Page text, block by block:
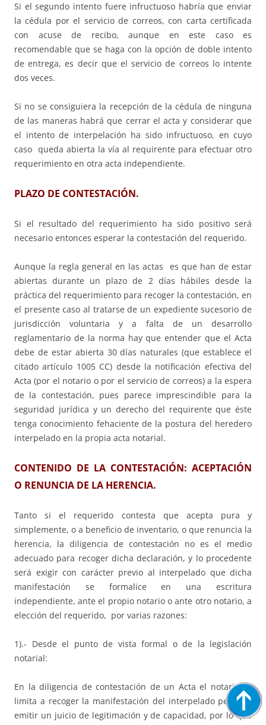
Si el segundo intento fuere infructuoso habría que enviar
la cédula por el servicio de correos, con carta certificada
con acuse de recibo, aunque en este caso es
recomendable que se haga con la opción de doble intento
de entrega, es decir que el servicio de correos lo intente
dos veces.
Si no se consiguiera la recepción de la cédula de ninguna
de las maneras habrá que cerrar el acta y considerar que
el intento de interpelación ha sido infructuoso, en cuyo
caso queda abierta la vía al requirente para efectuar otro
requerimiento en otra acta independiente.
PLAZO DE CONTESTACIÓN.
Si el resultado del requerimiento ha sido positivo será
necesario entonces esperar la contestación del requerido.
Aunque la regla general en las actas es que han de estar
abiertas durante un plazo de 2 días hábiles desde la
práctica del requerimiento para recoger la contestación, en
el presente caso al tratarse de un expediente sucesorio de
jurisdicción voluntaria y a falta de un desarrollo
reglamentario de la norma hay que entender que el Acta
debe de estar abierta 30 días naturales (que establece el
citado artículo 1005 CC) desde la notificación efectiva del
Acta (por el notario o por el servicio de correos) a la espera
de la contestación, pues parece imprescindible para la
seguridad jurídica y un derecho del requirente que éste
tenga conocimiento fehaciente de la postura del heredero
interpelado en la propia acta notarial.
CONTENIDO DE LA CONTESTACIÓN: ACEPTACIÓN
O RENUNCIA DE LA HERENCIA.
Tanto si el requerido contesta que acepta pura y
simplemente, o a beneficio de inventario, o que renuncia la
herencia, la diligencia de contestación no es el medio
adecuado para recoger dicha declaración, y lo procedente
será exigir con carácter previo al interpelado que dicha
manifestación se formalice en una escritura
independiente, ante el propio notario o ante otro notario, a
elección del requerido, por varias razones:
1).- Desde el punto de vista formal o de la legislación
notarial:
En la diligencia de contestación de un Acta el notario se
limita a recoger la manifestación del interpelado pero sin
emitir un juicio de legitimación y de capacidad, por lo que